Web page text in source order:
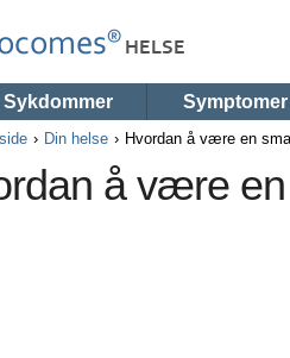
Sykdommer Symptomer
Din helse Hvordan å være en
å være